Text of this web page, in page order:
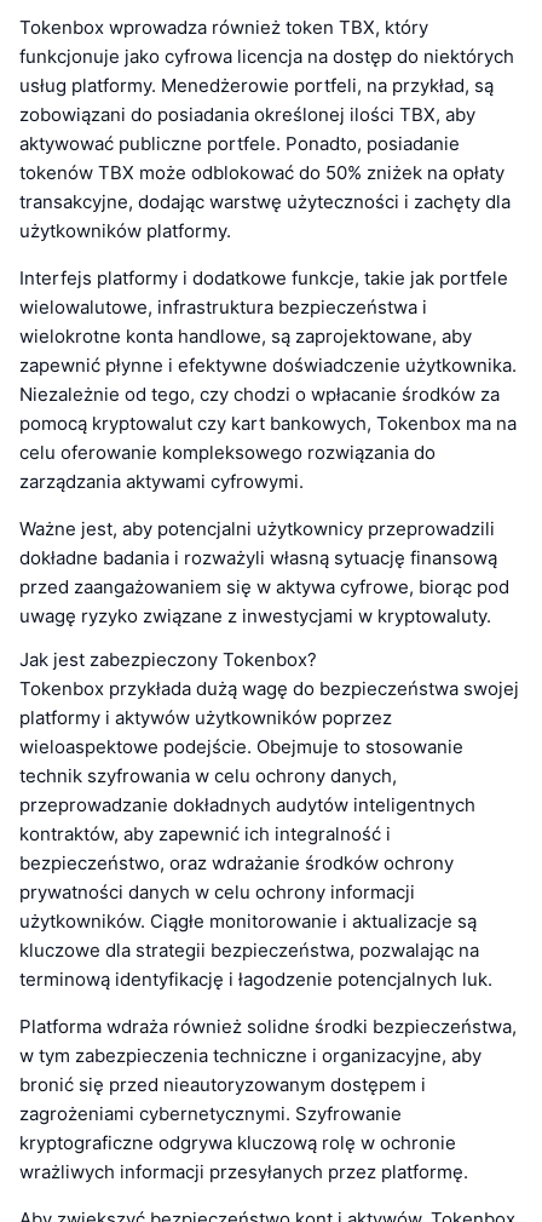
Tokenbox wprowadza również token TBX, który
funkcjonuje jako cyfrowa licencja na dostęp do niektórych
usług platformy. Menedżerowie portfeli, na przykład, są
zobowiązani do posiadania określonej ilości TBX, aby
aktywować publiczne portfele. Ponadto, posiadanie
tokenów TBX może odblokować do 50% zniżek na opłaty
transakcyjne, dodając warstwę użyteczności i zachęty dla
użytkowników platformy.
Interfejs platformy i dodatkowe funkcje, takie jak portfele
wielowalutowe, infrastruktura bezpieczeństwa i
wielokrotne konta handlowe, są zaprojektowane, aby
zapewnić płynne i efektywne doświadczenie użytkownika.
Niezależnie od tego, czy chodzi o wpłacanie środków za
pomocą kryptowalut czy kart bankowych, Tokenbox ma na
celu oferowanie kompleksowego rozwiązania do
zarządzania aktywami cyfrowymi.
Ważne jest, aby potencjalni użytkownicy przeprowadzili
dokładne badania i rozważyli własną sytuację finansową
przed zaangażowaniem się w aktywa cyfrowe, biorąc pod
uwagę ryzyko związane z inwestycjami w kryptowaluty.
Jak jest zabezpieczony Tokenbox?
Tokenbox przykłada dużą wagę do bezpieczeństwa swojej
platformy i aktywów użytkowników poprzez
wieloaspektowe podejście. Obejmuje to stosowanie
technik szyfrowania w celu ochrony danych,
przeprowadzanie dokładnych audytów inteligentnych
kontraktów, aby zapewnić ich integralność i
bezpieczeństwo, oraz wdrażanie środków ochrony
prywatności danych w celu ochrony informacji
użytkowników. Ciągłe monitorowanie i aktualizacje są
kluczowe dla strategii bezpieczeństwa, pozwalając na
terminową identyfikację i łagodzenie potencjalnych luk.
Platforma wdraża również solidne środki bezpieczeństwa,
w tym zabezpieczenia techniczne i organizacyjne, aby
bronić się przed nieautoryzowanym dostępem i
zagrożeniami cybernetycznymi. Szyfrowanie
kryptograficzne odgrywa kluczową rolę w ochronie
wrażliwych informacji przesyłanych przez platformę.